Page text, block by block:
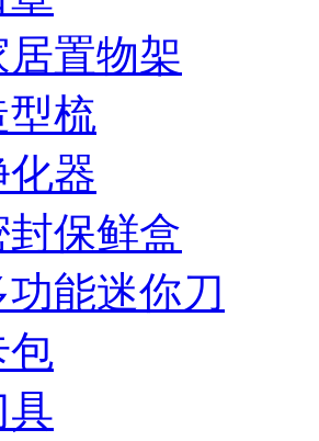
居置物架
型梳
化器
封保鲜盒
功能迷你刀
包
具